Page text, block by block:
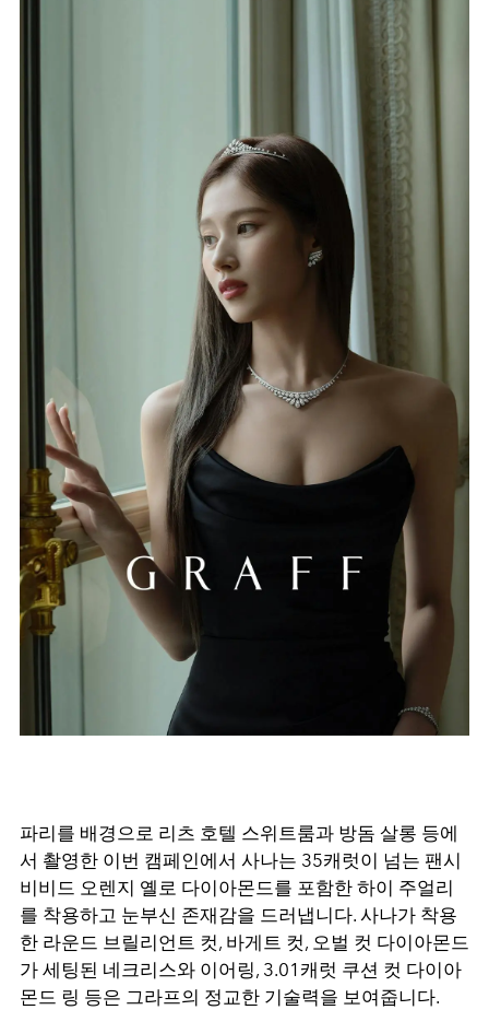
파리를 배경으로 리츠 호텔 스위트룸과 방돔 살롱 등에
서 촬영한 이번 캠페인에서 사나는 35캐럿이 넘는 팬시
비비드 오렌지 옐로 다이아몬드를 포함한 하이 주얼리
를 착용하고 눈부신 존재감을 드러냅니다. 사나가 착용
한 라운드 브릴리언트 컷, 바게트 컷, 오벌 컷 다이아몬드
가 세팅된 네크리스와 이어링, 3.01캐럿 쿠션 컷 다이아
몬드 링 등은 그라프의 정교한 기술력을 보여줍니다.